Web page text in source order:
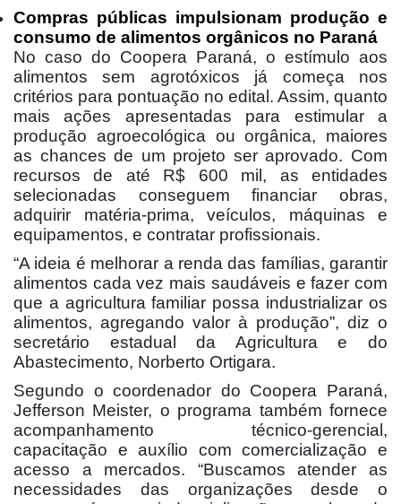
Compras públicas impulsionam produção e
consumo de alimentos orgânicos no Paraná
No caso do Coopera Paraná, o estímulo aos
alimentos sem agrotóxicos já começa nos
critérios para pontuação no edital. Assim, quanto
mais ações apresentadas para estimular a
produção agroecológica ou orgânica, maiores
as chances de um projeto ser aprovado. Com
recursos de até R$ 600 mil, as entidades
selecionadas conseguem financiar obras,
adquirir matéria-prima, veículos, máquinas e
equipamentos, e contratar profissionais.
“A ideia é melhorar a renda das famílias, garantir
alimentos cada vez mais saudáveis e fazer com
que a agricultura familiar possa industrializar os
alimentos, agregando valor à produção”, diz o
secretário estadual da Agricultura e do
Abastecimento, Norberto Ortigara.
Segundo o coordenador do Coopera Paraná,
Jefferson Meister, o programa também fornece
acompanhamento técnico-gerencial,
capacitação e auxílio com comercialização e
acesso a mercados. “Buscamos atender as
necessidades das organizações desde o